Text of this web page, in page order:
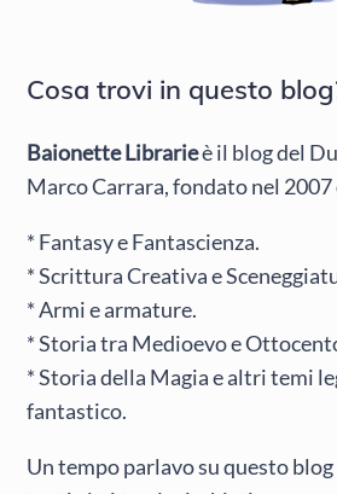
Cosa trovi in questo
Baionette Librarieè il blog del
Marco Carrara, fondato nel 2007
* Fantasy e Fantascienza.
* Scrittura Creativa e
* Armi e armature.
* Storia tra Medioevo e
* Storia della Magia e altri temi
fantastico.
Un tempo parlavo su questo